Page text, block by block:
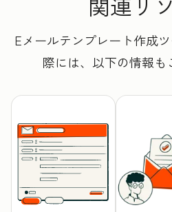
Eメールテンプレート作成
際には、以下の情報も